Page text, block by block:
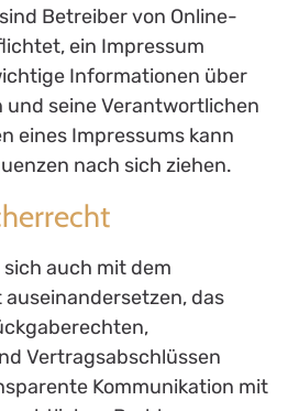
Betreiber von Online-
ein Impressum
Informationen über
und seine Verantwortlichen
eines Impressums kann
nach sich ziehen.
auch mit dem
das
Vertragsabschlüssen
Kommunikation mit